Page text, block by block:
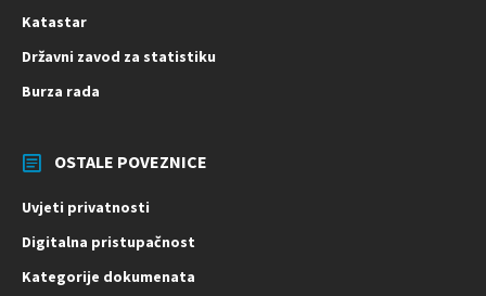
Katastar
Državni zavod za statistiku
Burza rada
OSTALE POVEZNICE
Uvjeti privatnosti
Digitalna pristupačnost
Kategorije dokumenata